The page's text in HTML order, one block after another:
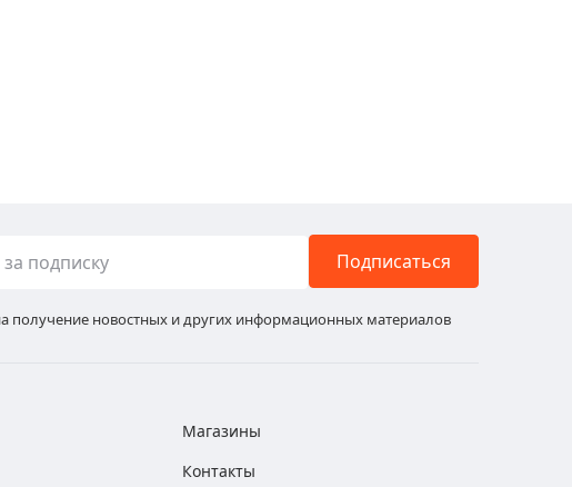
Подписаться
получение новостных и других информационных материалов
Магазины
Контакты